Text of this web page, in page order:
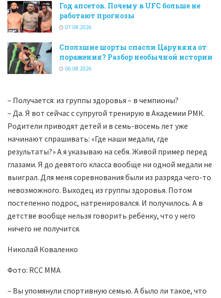
Год апсетов. Почему в UFC больше не
работают прогнозы
07.08.2026
Сползшие шорты спасли Царукяна от
поражения? Разбор необычной истории
06.08.2026
– Получается: из группы здоровья – в чемпионы?
– Да. Я вот сейчас с супругой тренирую в Академии РМК.
Родители приводят детей и в семь-восемь лет уже
начинают спрашивать: «Где наши медали, где
результаты?» А я указываю на себя. Живой пример перед
глазами. Я до девятого класса вообще ни одной медали не
выиграл. Для меня соревнования были из разряда чего-то
невозможного. Выходец из группы здоровья. Потом
постепенно подрос, натренировался. И получилось. А в
детстве вообще нельзя говорить ребёнку, что у него
ничего не получится.
Николай Коваленко
Фото: RCC MMA
– Вы упомянули спортивную семью. А было ли такое, что